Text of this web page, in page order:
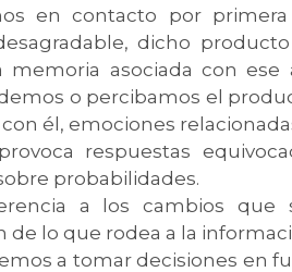
en contacto por
dicho
asociada con ese
o percibamos el
él, emociones
respuestas
probabilidades.
a los cambios
de lo que rodea a la
a tomar decisiones en